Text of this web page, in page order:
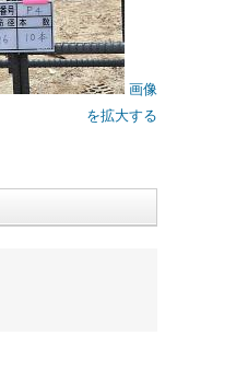
画像
を拡大する